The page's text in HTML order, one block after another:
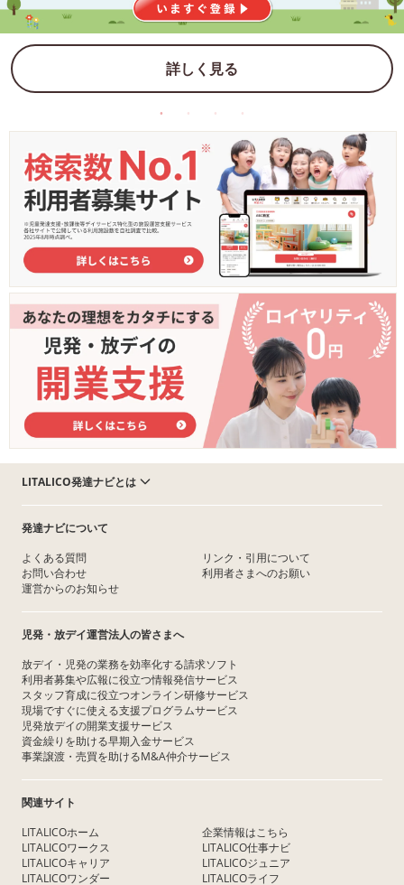
詳しく見る
LITALICO発達ナビとは
発達ナビについて
よくある質問
お問い合わせ
運営からのお知らせ
リンク・引用について
利用者さまへのお願い
児発・放デイ運営法人の皆さまへ
放デイ・児発の業務を効率化する請求ソフト
利用者募集や広報に役立つ情報発信サービス
スタッフ育成に役立つオンライン研修サービス
現場ですぐに使える支援プログラムサービス
児発放デイの開業支援サービス
資金繰りを助ける早期入金サービス
事業譲渡・売買を助けるM&A仲介サービス
関連サイト
LITALICOホーム
LITALICOワークス
LITALICOキャリア
LITALICOワンダー
企業情報はこちら
LITALICO仕事ナビ
LITALICOジュニア
LITALICOライフ